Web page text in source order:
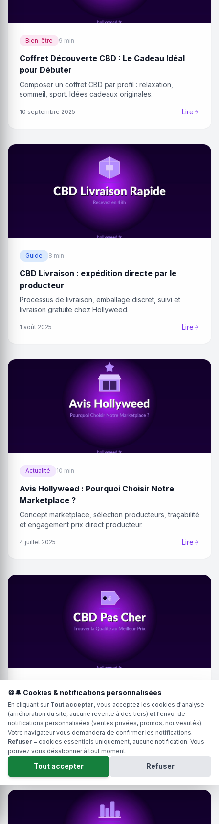
Bien-être 9 min
Coffret Découverte CBD : Le Cadeau Idéal
pour Débuter
Composer un coffret CBD par profil : relaxation,
sommeil, sport. Idées cadeaux originales.
10 septembre 2025 Lire
Guide 8 min
CBD Livraison : expédition directe par le
producteur
Processus de livraison, emballage discret, suivi et
livraison gratuite chez Hollyweed.
1 août 2025 Lire
Actualité 10 min
Avis Hollyweed : Pourquoi Choisir Notre
Marketplace ?
Concept marketplace, sélection producteurs, traçabilité
et engagement prix direct producteur.
4 juillet 2025 Lire
CBD Pas Cher : Trouver la Qualité au Meilleur
Prix
Comprendre les coûts, repérer les arnaques et acheter
malin. Guide du rapport qualité-prix.
2 juin 2025 Lire
🍪🔔 Cookies & notifications personnalisées
En cliquant sur Tout accepter, vous acceptez les cookies d'analyse
(amélioration du site, aucune revente à des tiers) et l'envoi de
notifications personnalisées (ventes privées, promos, nouveautés).
Votre navigateur vous demandera de confirmer les notifications.
Refuser = cookies essentiels uniquement, aucune notification. Vous
pouvez vous désabonner à tout moment.
Tout accepter Refuser